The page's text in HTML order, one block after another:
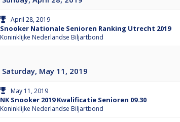
April 28, 2019
Snooker Nationale Senioren Ranking Utrecht 2019
Koninklijke Nederlandse Biljartbond
Saturday, May 11, 2019
May 11, 2019
NK Snooker 2019 Kwalificatie Senioren 09.30
Koninklijke Nederlandse Biljartbond